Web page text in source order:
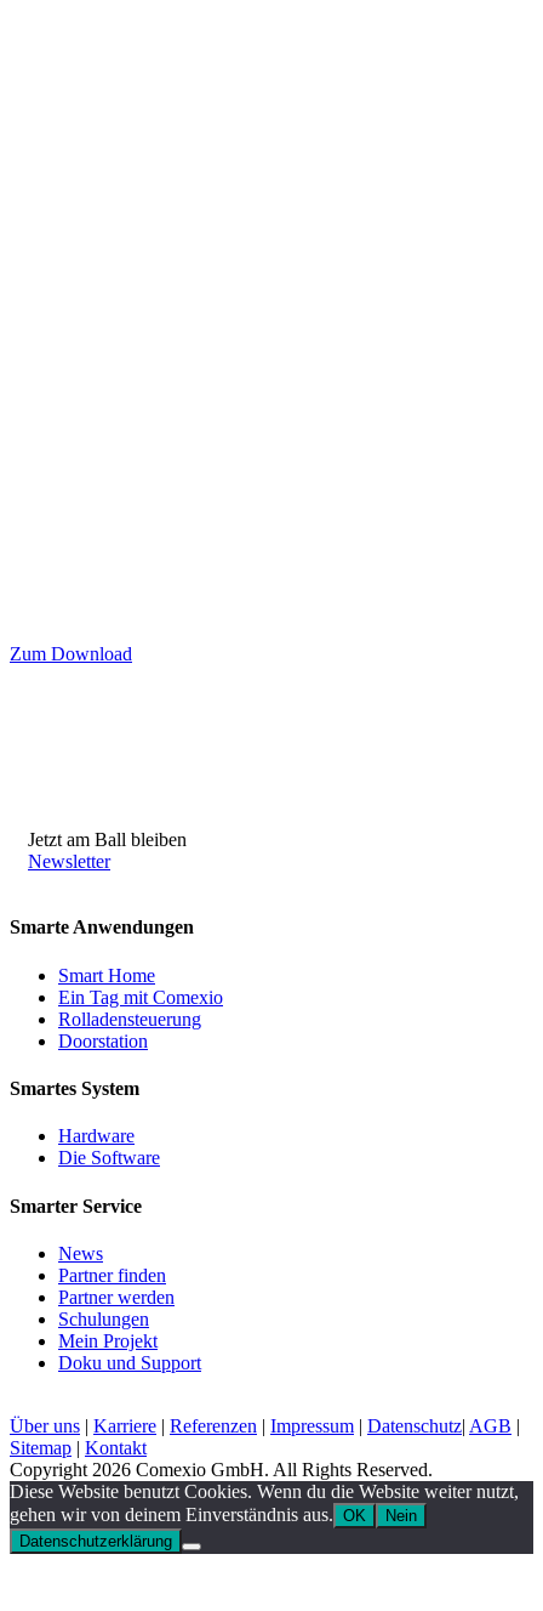
Zum Download
Jetzt am Ball bleiben
Newsletter
Smarte Anwendungen
Smart Home
Ein Tag mit Comexio
Rolladensteuerung
Doorstation
Smartes System
Hardware
Die Software
Smarter Service
News
Partner finden
Partner werden
Schulungen
Mein Projekt
Doku und Support
Über uns | Karriere | Referenzen | Impressum | Datenschutz| AGB |
Sitemap | Kontakt
Copyright 2026 Comexio GmbH. All Rights Reserved.
Diese Website benutzt Cookies. Wenn du die Website weiter nutzt,
gehen wir von deinem Einverständnis aus. OK
Nein
Datenschutzerklärung